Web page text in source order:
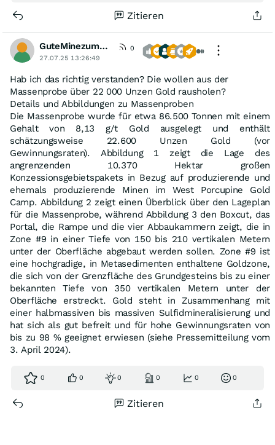
Zitieren
GuteMinezumBoersenspiel
0
27.07.25 13:26:49
Hab ich das richtig verstanden? Die wollen aus der
Massenprobe über 22 000 Unzen Gold rausholen?
Details und Abbildungen zu Massenproben
Die Massenprobe wurde für etwa 86.500 Tonnen mit einem
Gehalt von 8,13 g/t Gold ausgelegt und enthält
schätzungsweise 22.600 Unzen Gold (vor
Gewinnungsraten). Abbildung 1 zeigt die Lage des
angrenzenden 10.370 Hektar großen
Konzessionsgebietspakets in Bezug auf produzierende und
ehemals produzierende Minen im West Porcupine Gold
Camp. Abbildung 2 zeigt einen Überblick über den Lageplan
für die Massenprobe, während Abbildung 3 den Boxcut, das
Portal, die Rampe und die vier Abbaukammern zeigt, die in
Zone #9 in einer Tiefe von 150 bis 210 vertikalen Metern
unter der Oberfläche abgebaut werden sollen. Zone #9 ist
eine hochgradige, in Metasedimenten enthaltene Goldzone,
die sich von der Grenzfläche des Grundgesteins bis zu einer
bekannten Tiefe von 350 vertikalen Metern unter der
Oberfläche erstreckt. Gold steht in Zusammenhang mit
einer halbmassiven bis massiven Sulfidmineralisierung und
hat sich als gut befreit und für hohe Gewinnungsraten von
bis zu 98 % geeignet erwiesen (siehe Pressemitteilung vom
3. April 2024).
0 0 0 0 0 0
Zitieren